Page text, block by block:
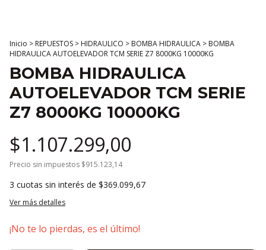
Inicio > REPUESTOS > HIDRAULICO > BOMBA HIDRAULICA > BOMBA
HIDRAULICA AUTOELEVADOR TCM SERIE Z7 8000KG 10000KG
BOMBA HIDRAULICA
AUTOELEVADOR TCM SERIE
Z7 8000KG 10000KG
$1.107.299,00
Precio sin impuestos $915.123,14
3 cuotas sin interés de $369.099,67
Ver más detalles
¡No te lo pierdas, es el último!